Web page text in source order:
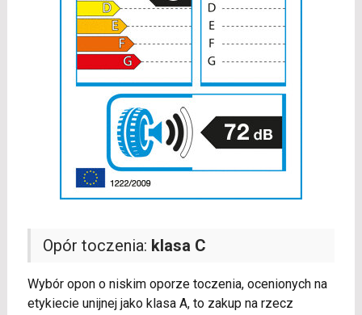
Opór toczenia: klasa C
Wybór opon o niskim oporze toczenia, ocenionych na
etykiecie unijnej jako klasa A, to zakup na rzecz